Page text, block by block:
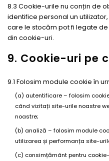
8.3 Cookie-urile nu conțin de
identifice personal un
care le stocăm pot fi legate
din cookie-uri.
9. Cookie-uri pe
9.1 Folosim module cookie în
(a) autentificare – folosim
când vizitați site-urile noastre
noastre;
(b) analiză – folosim module
utilizarea și performanța site-
(c) consimțământ pentru